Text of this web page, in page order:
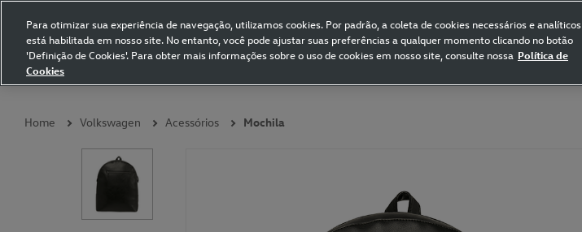
Volkswagen Collection
Coleções
Home Volkswagen Acessórios Mochila
Para otimizar sua experiência de navegação, utilizamos cookies. Por padrão, a coleta de cookies necessários e analíticos
está habilitada em nosso site. No entanto, você pode ajustar suas preferências a qualquer momento clicando no botão
'Definição de Cookies'. Para obter mais informações sobre o uso de cookies em nosso site, consulte nossa Política de
Cookies